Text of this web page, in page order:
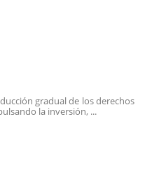
gradual de los derechos
la inversión, ...